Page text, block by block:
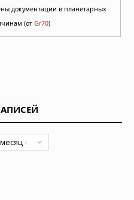
документации в планетарных
масштабах, амнезия по разным причинам (от Gr70)